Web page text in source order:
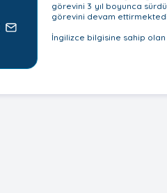
görevini 3 yıl boyunca
görevini devam
İngilizce bilgisine sahip olan